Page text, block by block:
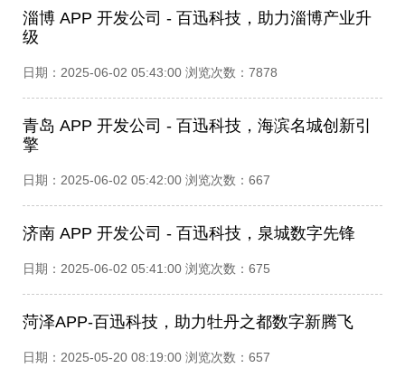
淄博 APP 开发公司 - 百迅科技，助力淄博产业升
级​
日期：2025-06-02 05:43:00 浏览次数：7878
青岛 APP 开发公司 - 百迅科技，海滨名城创新引
擎​
日期：2025-06-02 05:42:00 浏览次数：667
济南 APP 开发公司 - 百迅科技，泉城数字先锋​
日期：2025-06-02 05:41:00 浏览次数：675
菏泽APP-百迅科技，助力牡丹之都数字新腾飞​
日期：2025-05-20 08:19:00 浏览次数：657